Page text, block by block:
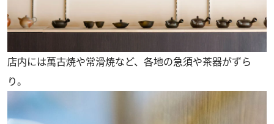
店内には萬古焼や常滑焼など、各地の急須や茶器がずら
り。